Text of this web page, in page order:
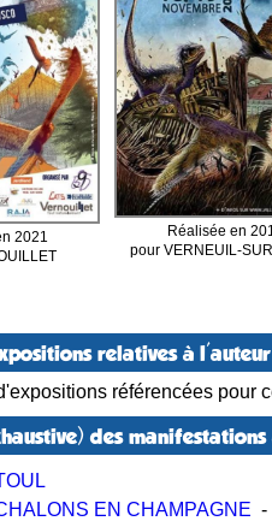
2021
Réalisée en
pour VERNEUIL-
relatives à l'auteur
référencées pour
des
EN CHAMPAGNE -